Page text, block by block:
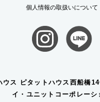
個人情報の取扱いについて
ウス ピタットハウス西船橋
イ・ユニットコーポレーシ